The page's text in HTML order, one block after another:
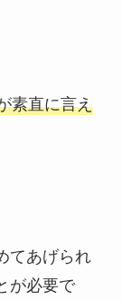
素直に言え
てあげられ
が必要で